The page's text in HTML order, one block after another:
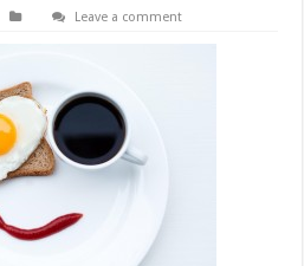
Leave a comment